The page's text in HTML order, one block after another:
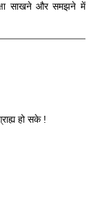
साखने और समझने में
हो सके !